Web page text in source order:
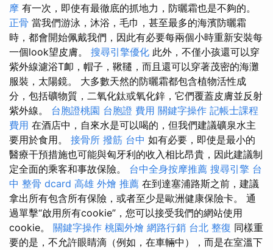
摩 有一次，即使有最徹底的抓地力，防曬霜也是不夠的。
正骨 當我們游泳，沐浴，毛巾，甚至最多的海濱防曬霜
時，都會開始佩戴我們，因此有必要每兩個小時重新安裝每
一個look望皮膚。 搜尋引擎優化 此外，不僅小孩還可以穿
紫外線濾浴T卹，帽子，鞦韆，而且還可以穿著茂密的海灘
服裝，太陽鏡。 大多數天然的防曬霜都包含植物活性成
分，包括礦物質，二氧化鈦或氧化鋅，它們覆蓋皮膚並反射
紫外線。 台胞證桃園 台胞證 費用 關鍵字操作 記帳士課程
費用 在酒店中，自來水是可以喝的，但我們建議礦泉水主
要用於食用。 接骨所 撥筋 台中 如有必要，即使是最小的
醫療干預措施也可能與匈牙利的收入相比昂貴，因此建議制
定全面的乘客和事故保險。 台中全身按摩推薦 搜尋引擎 台
中 整骨 dcard 高雄 外燴 推薦 在到達塞浦路斯之前，建議
拿出所有包含所有保險，或者至少是歐洲健康保險卡。 通
過單擊“啟用所有cookie”，您可以接受我們的網站使用
cookie。 關鍵字操作 桃園外燴 網路行銷 台北 整復 同樣重
要的是，不允許眼睛滴（例如，在車輛中），而是在室溫下